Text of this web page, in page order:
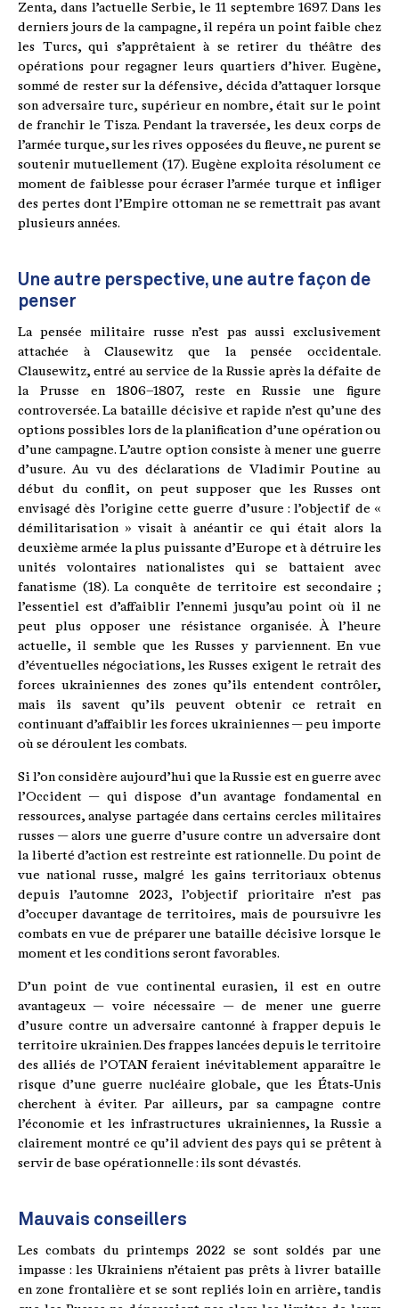
Zenta, dans l’actuelle Serbie, le 11 septembre 1697. Dans les
derniers jours de la campagne, il repéra un point faible chez
les Turcs, qui s’apprêtaient à se retirer du théâtre des
opérations pour regagner leurs quartiers d’hiver. Eugène,
sommé de rester sur la défensive, décida d’attaquer lorsque
son adversaire turc, supérieur en nombre, était sur le point
de franchir le Tisza. Pendant la traversée, les deux corps de
l’armée turque, sur les rives opposées du fleuve, ne purent se
soutenir mutuellement (17). Eugène exploita résolument ce
moment de faiblesse pour écraser l’armée turque et infliger
des pertes dont l’Empire ottoman ne se remettrait pas avant
plusieurs années.
Une autre perspective, une autre façon de
penser
La pensée militaire russe n’est pas aussi exclusivement
attachée à Clausewitz que la pensée occidentale.
Clausewitz, entré au service de la Russie après la défaite de
la Prusse en 1806–1807, reste en Russie une figure
controversée. La bataille décisive et rapide n’est qu’une des
options possibles lors de la planification d’une opération ou
d’une campagne. L’autre option consiste à mener une guerre
d’usure. Au vu des déclarations de Vladimir Poutine au
début du conflit, on peut supposer que les Russes ont
envisagé dès l’origine cette guerre d’usure : l’objectif de «
démilitarisation » visait à anéantir ce qui était alors la
deuxième armée la plus puissante d’Europe et à détruire les
unités volontaires nationalistes qui se battaient avec
fanatisme (18). La conquête de territoire est secondaire ;
l’essentiel est d’affaiblir l’ennemi jusqu’au point où il ne
peut plus opposer une résistance organisée. À l’heure
actuelle, il semble que les Russes y parviennent. En vue
d’éventuelles négociations, les Russes exigent le retrait des
forces ukrainiennes des zones qu’ils entendent contrôler,
mais ils savent qu’ils peuvent obtenir ce retrait en
continuant d’affaiblir les forces ukrainiennes — peu importe
où se déroulent les combats.
Si l’on considère aujourd’hui que la Russie est en guerre avec
l’Occident — qui dispose d’un avantage fondamental en
ressources, analyse partagée dans certains cercles militaires
russes — alors une guerre d’usure contre un adversaire dont
la liberté d’action est restreinte est rationnelle. Du point de
vue national russe, malgré les gains territoriaux obtenus
depuis l’automne 2023, l’objectif prioritaire n’est pas
d’occuper davantage de territoires, mais de poursuivre les
combats en vue de préparer une bataille décisive lorsque le
moment et les conditions seront favorables.
D’un point de vue continental eurasien, il est en outre
avantageux — voire nécessaire — de mener une guerre
d’usure contre un adversaire cantonné à frapper depuis le
territoire ukrainien. Des frappes lancées depuis le territoire
des alliés de l’OTAN feraient inévitablement apparaître le
risque d’une guerre nucléaire globale, que les États‑Unis
cherchent à éviter. Par ailleurs, par sa campagne contre
l’économie et les infrastructures ukrainiennes, la Russie a
clairement montré ce qu’il advient des pays qui se prêtent à
servir de base opérationnelle : ils sont dévastés.
Mauvais conseillers
Les combats du printemps 2022 se sont soldés par une
impasse : les Ukrainiens n’étaient pas prêts à livrer bataille
en zone frontalière et se sont repliés loin en arrière, tandis